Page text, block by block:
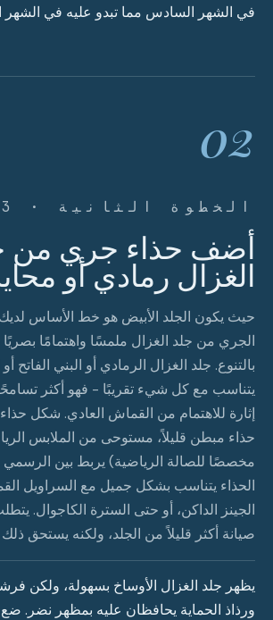
في الشهر السادس مما تبدو عليه في الشهر
02
الخطوة الثانية · 3 دقائق
أضف حذاء جري من
الغزال رمادي أو
حيث يكون الجلد الأبيض هو خط الأساس
الجري من جلد الغزال ملمسًا واهتمامًا
بالتنوع. جلد الغزال الرمادي أو البني الفاتح أو
يتناسب مع كل شيء تقريبًا - فهو أكثر
إثارة للاهتمام من القماش العادي. شكل
حذاء مبطن قليلاً، مستوحى من الملابس
مخصصًا للصالة الرياضية) يربط بين
الحذاء يتناسب بشكل جميل مع السراويل
الجينز الداكن، أو حتى السترة الكاجوال.
صيانة أكثر قليلاً من الجلد، ولكنه يستحق
يظهر جلد الغزال الأوساخ بسهولة، ولكن
ورذاذ الحماية يحافظان عليه بمظهر نضر.